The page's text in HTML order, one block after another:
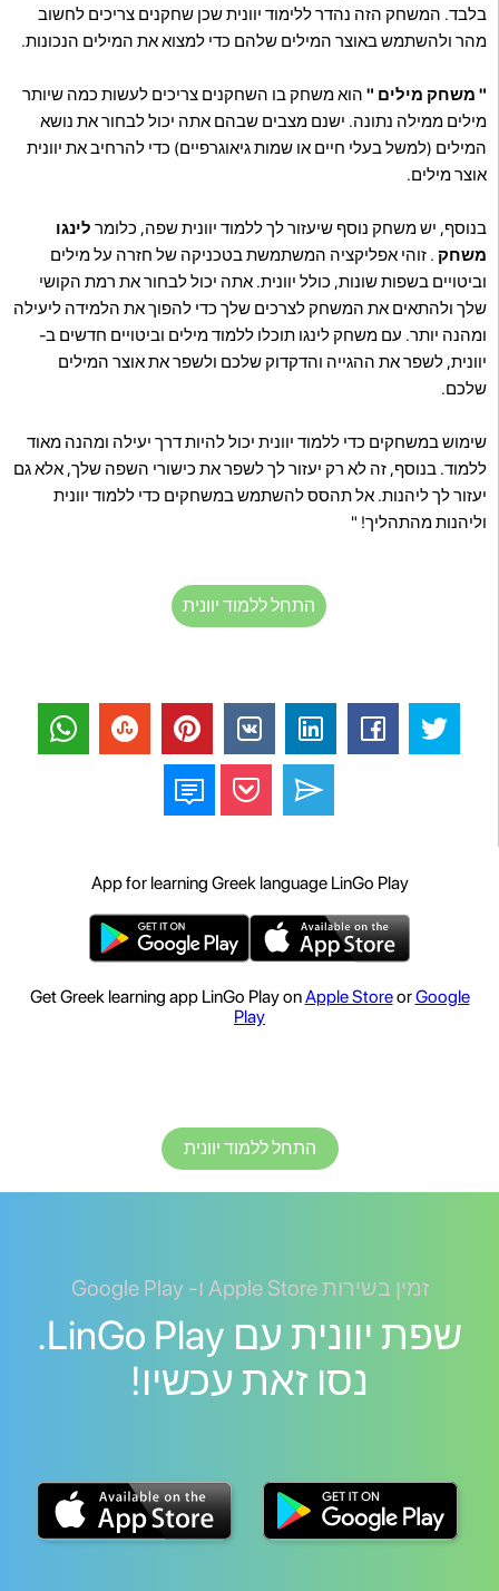
בלבד. המשחק הזה נהדר ללימוד יוונית שכן שחקנים צריכים לחשוב
מהר ולהשתמש באוצר המילים שלהם כדי למצוא את המילים הנכונות.
" משחק מילים " הוא משחק בו השחקנים צריכים לעשות כמה שיותר
מילים ממילה נתונה. ישנם מצבים שבהם אתה יכול לבחור את נושא
המילים (למשל בעלי חיים או שמות גיאוגרפיים) כדי להרחיב את יוונית
אוצר מילים.
בנוסף, יש משחק נוסף שיעזור לך ללמוד יוונית שפה, כלומר לינגו
משחק . זוהי אפליקציה המשתמשת בטכניקה של חזרה על מילים
וביטויים בשפות שונות, כולל יוונית. אתה יכול לבחור את רמת הקושי
שלך ולהתאים את המשחק לצרכים שלך כדי להפוך את הלמידה ליעילה
ומהנה יותר. עם משחק לינגו תוכלו ללמוד מילים וביטויים חדשים ב-
יוונית, לשפר את ההגייה והדקדוק שלכם ולשפר את אוצר המילים
שלכם.
שימוש במשחקים כדי ללמוד יוונית יכול להיות דרך יעילה ומהנה מאוד
ללמוד. בנוסף, זה לא רק יעזור לך לשפר את כישורי השפה שלך, אלא גם
יעזור לך ליהנות. אל תהסס להשתמש במשחקים כדי ללמוד יוונית
וליהנות מהתהליך! "
התחל ללמוד יוונית
App for learning Greek language LinGo Play
Get Greek learning app LinGo Play onApple StoreorGoogle
Play
התחל ללמוד יוונית
זמין בשירות Apple Store ו- Google Play
שפת יוונית עם LinGo Play.
נסו זאת עכשיו!